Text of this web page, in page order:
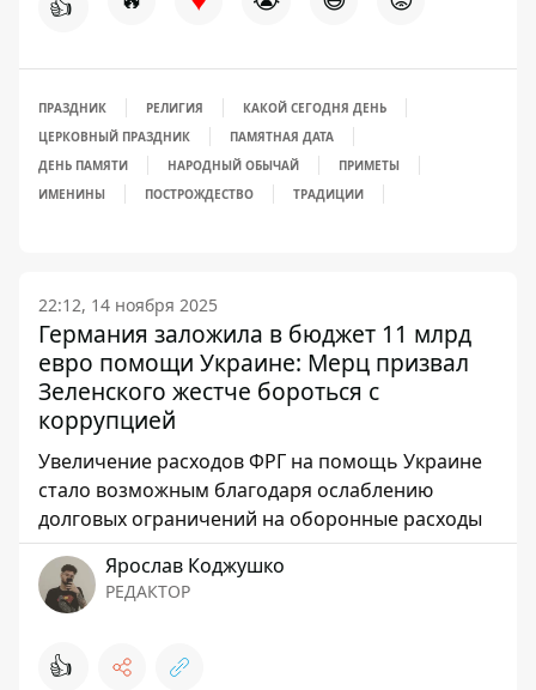
👍
ПРАЗДНИК РЕЛИГИЯ
КАКОЙ СЕГОДНЯ ДЕНЬ
ЦЕРКОВНЫЙ ПРАЗДНИК
ПАМЯТНАЯ ДАТА
ДЕНЬ ПАМЯТИ
НАРОДНЫЙ ОБЫЧАЙ
ПРИМЕТЫ
ИМЕНИНЫ
ПОСТРОЖДЕСТВО ТРАДИЦИИ
22:12, 14 ноября 2025
Германия заложила в бюджет 11 млрд
евро помощи Украине: Мерц призвал
Зеленского жестче бороться с
коррупцией
Увеличение расходов ФРГ на помощь Украине
стало возможным благодаря ослаблению
долговых ограничений на оборонные расходы
Ярослав Коджушко
РЕДАКТОР
👍